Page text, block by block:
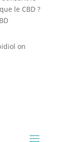
le CBD ?
on